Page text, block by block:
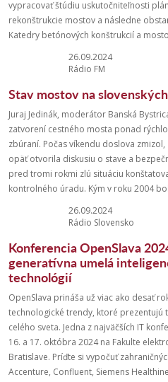
vypracovať štúdiu uskutočniteľnosti
rekonštrukcie mostov a následne
Katedry betónových konštrukcií a
26.09.2024
Rádio FM
Stav mostov na
Juraj Jedinák, moderátor Banská
zatvorení cestného mosta ponad
zbúraní. Počas víkendu doslova
opäť otvorila diskusiu o stave a
pred tromi rokmi zlú situáciu
kontrolného úradu. Kým v roku 2004
26.09.2024
Rádio Slovensko
Konferencia OpenSlava
generatívna umelá
technológií
OpenSlava prináša už viac ako desať
technologické trendy, ktoré prezentujú
celého sveta. Jedna z najväčších IT
16. a 17. októbra 2024 na Fakulte
Bratislave. Príďte si vypočuť
Accenture, Confluent, Siemens